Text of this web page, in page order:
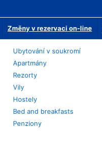
Změny v rezervaci on-line
Ubytování v soukromí
Apartmány
Rezorty
Vily
Hostely
Bed and breakfasts
Penziony